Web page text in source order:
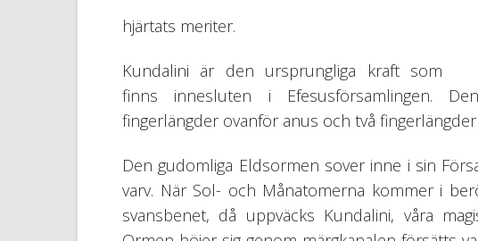
hjärtats meriter.
Kundalini är den ursprungliga kraft som
finns innesluten i Efesusförsamlingen.
fingerlängder ovanför anus och två
Den gudomliga Eldsormen sover inne i sin
varv. När Sol- och Månatomerna kommer i
svansbenet, då uppväcks Kundalini, våra